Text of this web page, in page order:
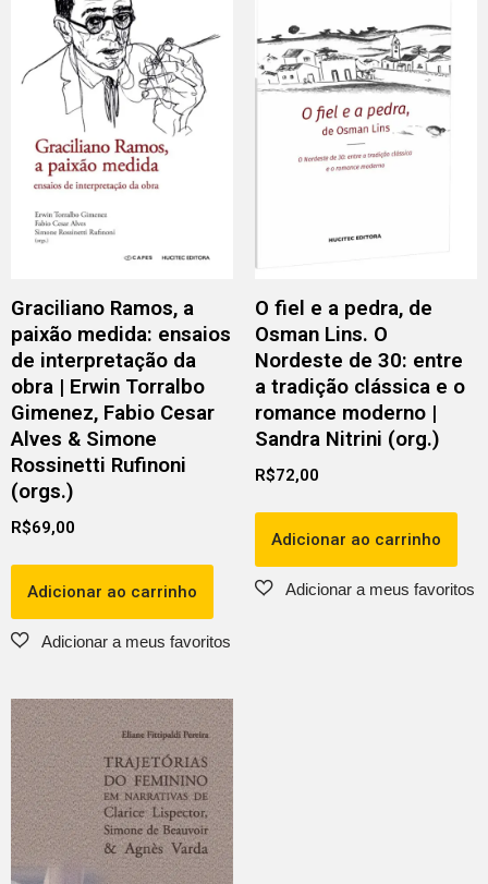
Graciliano Ramos, a
paixão medida: ensaios
de interpretação da
obra | Erwin Torralbo
Gimenez, Fabio Cesar
Alves & Simone
Rossinetti Rufinoni
(orgs.)
R$69,00
Adicionar ao carrinho
O fiel e a pedra, de
Osman Lins. O
Nordeste de 30: entre
a tradição clássica e o
romance moderno |
Sandra Nitrini (org.)
R$72,00
Adicionar ao carrinho